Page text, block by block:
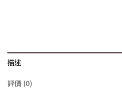
描述
評價 (0)